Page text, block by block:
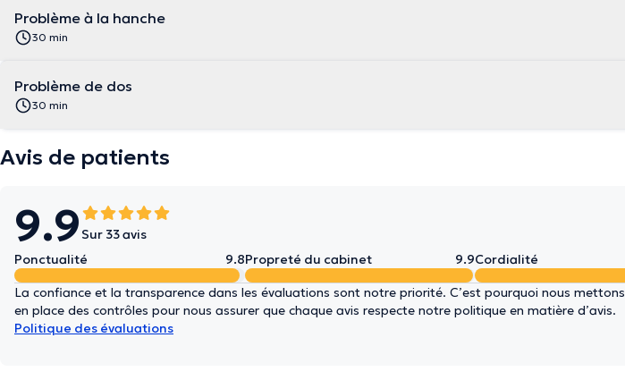
Problème à la hanche
30 min
Problème de dos
30 min
Avis de patients
9.9 Sur 33 avis
Ponctualité
9.8Propreté du cabinet 9.9Cordialité
La confiance et la transparence dans les évaluations sont notre priorité. C’est pourquoi nous mettons
en place des contrôles pour nous assurer que chaque avis respecte notre politique en matière d’avis.
Politique des évaluations